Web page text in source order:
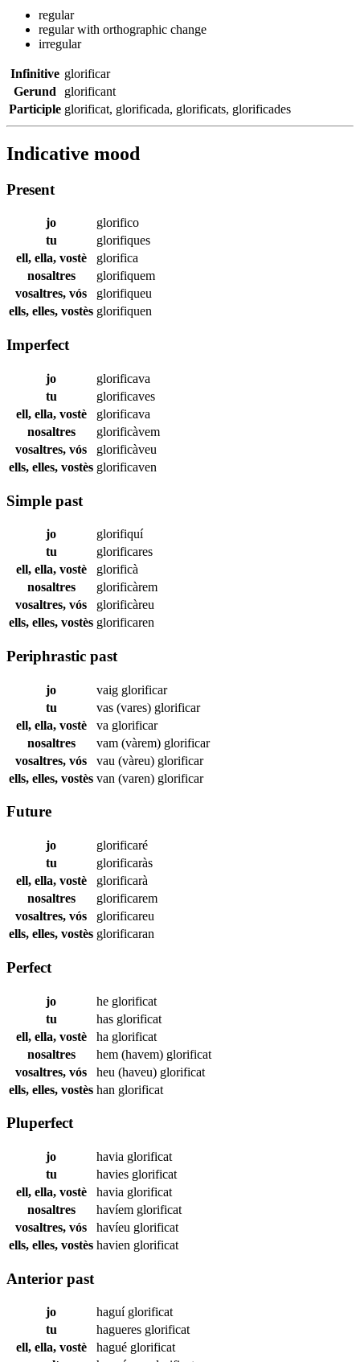
regular
regular with orthographic change
irregular
Infinitive glorificar
Gerund
glorificant
Participle glorificat, glorificada, glorificats, glorificades
Indicative mood
Present
jo
glorifico
tu
glorifiques
ell, ella, vostè
glorifica
nosaltres
glorifiquem
vosaltres, vós
glorifiqueu
ells, elles, vostès glorifiquen
Imperfect
jo
glorificava
tu
glorificaves
ell, ella, vostè
glorificava
nosaltres
glorificàvem
vosaltres, vós
glorificàveu
ells, elles, vostès glorificaven
Simple past
jo
glorifiquí
tu
glorificares
ell, ella, vostè
glorificà
nosaltres
glorificàrem
vosaltres, vós
glorificàreu
ells, elles, vostès glorificaren
Periphrastic past
jo vaig glorificar
tu
vas (vares) glorificar
ell, ella, vostè
va glorificar
nosaltres
vam (vàrem) glorificar
vosaltres, vós
vau (vàreu) glorificar
ells, elles, vostès van (varen) glorificar
Future
jo
glorificaré
tu
glorificaràs
ell, ella, vostè
glorificarà
nosaltres
glorificarem
vosaltres, vós
glorificareu
ells, elles, vostès glorificaran
Perfect
jo he glorificat
tu
has glorificat
ell, ella, vostè
ha glorificat
nosaltres
hem (havem) glorificat
vosaltres, vós
heu (haveu) glorificat
ells, elles, vostès han glorificat
Pluperfect
jo havia glorificat
tu
havies glorificat
ell, ella, vostè
havia glorificat
nosaltres
havíem glorificat
vosaltres, vós
havíeu glorificat
ells, elles, vostès havien glorificat
Anterior past
jo haguí glorificat
tu
hagueres glorificat
ell, ella, vostè
hagué glorificat